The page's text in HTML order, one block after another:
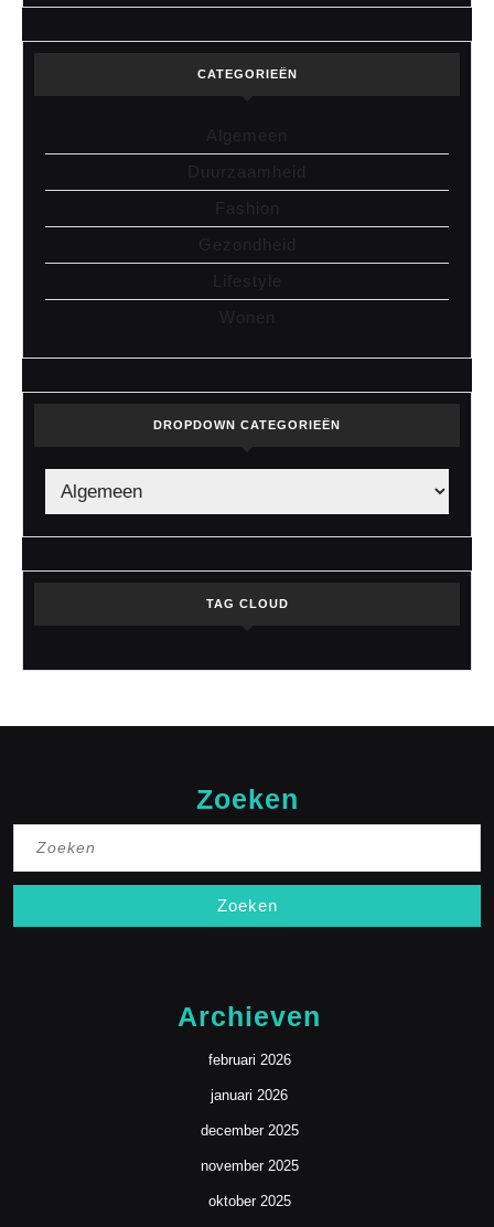
CATEGORIEËN
Algemeen
Duurzaamheid
Fashion
Gezondheid
Lifestyle
Wonen
DROPDOWN CATEGORIEËN
TAG CLOUD
Zoeken
naar:
Archieven
februari 2026
januari 2026
december 2025
november 2025
oktober 2025